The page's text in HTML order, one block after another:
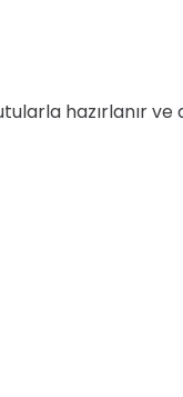
hazırlanır